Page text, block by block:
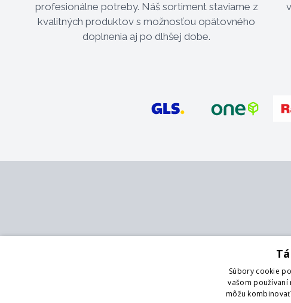
profesionálne potreby. Náš sortiment staviame z
kvalitných produktov s možnosťou opätovného
doplnenia aj po dlhšej dobe.
Súbory cookie
vašom používaní
môžu